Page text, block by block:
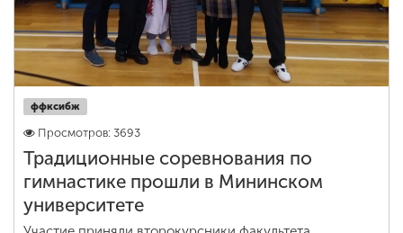
ффксибж
Просмотров: 3693
Традиционные соревнования по
гимнастике прошли в Мининском
университете